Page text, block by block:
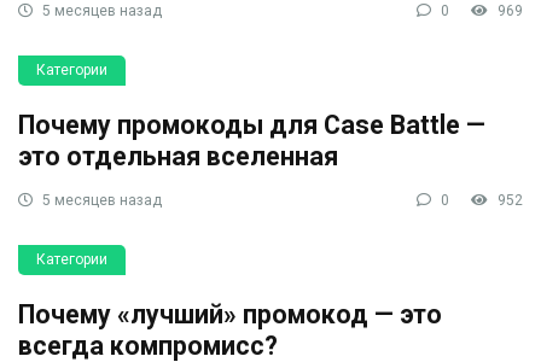
5 месяцев назад 0 969
Категории
Почему промокоды для Case Battle —
это отдельная вселенная
5 месяцев назад 0 952
Категории
Почему «лучший» промокод — это
всегда компромисс?